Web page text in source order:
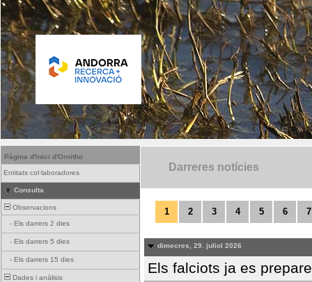
Pàgina d'inici d'Ornitho
Entitats col·laboradores
Consulta
Observacions
- Els darrers 2 dies
- Els darrers 5 dies
- Els darrers 15 dies
Dades i anàlisis
Darreres notícies
1 2 3 4 5 6 7
dimecres, 29. juliol 2026
Els falciots ja es